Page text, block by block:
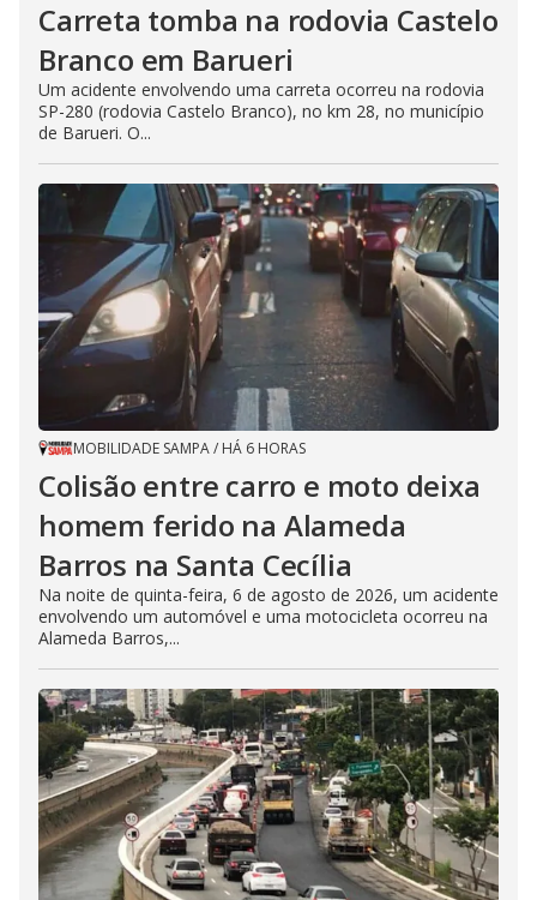
Carreta tomba na rodovia Castelo
Branco em Barueri
Um acidente envolvendo uma carreta ocorreu na rodovia
SP-280 (rodovia Castelo Branco), no km 28, no município
de Barueri. O...
MOBILIDADE SAMPA/ HÁ 6 HORAS
Colisão entre carro e moto deixa
homem ferido na Alameda
Barros na Santa Cecília
Na noite de quinta-feira, 6 de agosto de 2026, um acidente
envolvendo um automóvel e uma motocicleta ocorreu na
Alameda Barros,...